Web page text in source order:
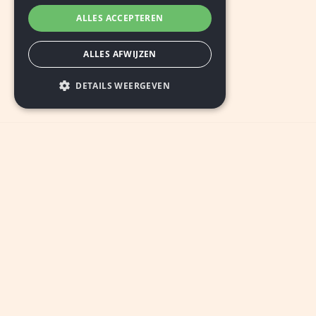
ALLES ACCEPTEREN
ALLES AFWIJZEN
DETAILS WEERGEVEN